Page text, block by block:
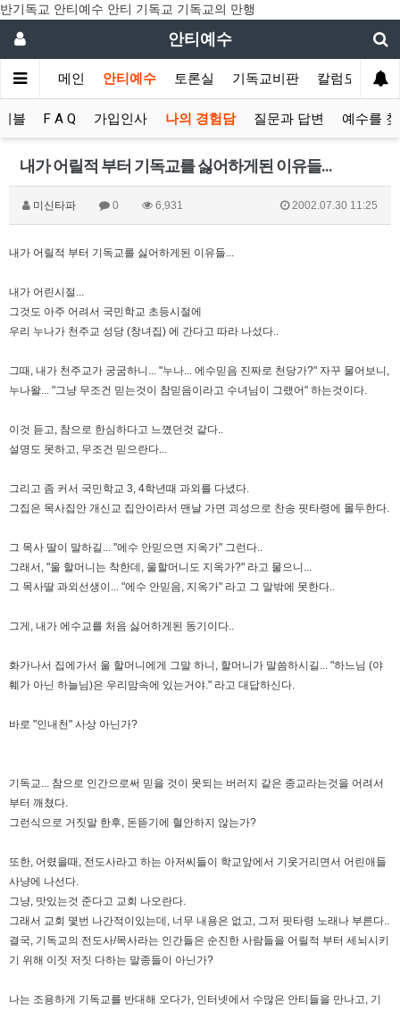
반기독교 안티예수 안티 기독교 기독교의 만행
안티예수
메인 안티예수 토론실 기독교비판 칼럼모음
블 F A Q 가입인사 나의 경험담 질문과 답변 예수를
내가 어릴적 부터 기독교를 싫어하게된 이유들...
미신타파 0 6,931 2002.07.30 11:25
내가 어릴적 부터 기독교를 싫어하게된 이유들...
내가 어린시절...
그것도 아주 어려서 국민학교 초등시절에
우리 누나가 천주교 성당 (창녀집) 에 간다고 따라 나섰다..
그때, 내가 천주교가 궁굼하니... "누나... 에수믿음 진짜로 천당가?" 자꾸 물어보니,
누나왈... "그냥 무조건 믿는것이 참믿음이라고 수녀님이 그랬어" 하는것이다.
이것 듣고, 참으로 한심하다고 느꼈던것 같다..
설명도 못하고, 무조건 믿으란다...
그리고 좀 커서 국민학교 3, 4학년때 과외를 다녔다.
그집은 목사집안 개신교 집안이라서 맨날 가면 괴성으로 찬송 핏타령에 몰두한다.
그 목사 딸이 말하길... "에수 안믿으면 지옥가" 그런다..
그래서, "울 할머니는 착한데, 울할머니도 지옥가?" 라고 물으니...
그 목사딸 과외선생이... "에수 안믿음, 지옥가" 라고 그 말밖에 못한다..
그게, 내가 에수교를 처음 싫어하게된 동기이다..
화가나서 집에가서 울 할머니에게 그말 하니, 할머니가 말씀하시길... "하느님 (야
훼가 아닌 하늘님)은 우리맘속에 있는거야." 라고 대답하신다.
바로 "인내천" 사상 아닌가?
기독교... 참으로 인간으로써 믿을 것이 못되는 버러지 같은 종교라는것을 어려서
부터 깨쳤다.
그런식으로 거짓말 한후, 돈뜯기에 혈안하지 않는가?
또한, 어렸을때, 전도사라고 하는 아저씨들이 학교앞에서 기웃거리면서 어린애들
사냥에 나선다.
그냥, 맛있는것 준다고 교회 나오란다.
그래서 교회 몇번 나간적이있는데, 너무 내용은 없고, 그저 핏타령 노래나 부른다..
결국, 기독교의 전도사/목사라는 인간들은 순진한 사람들을 어릴적 부터 세뇌시키
기 위해 이짓 저짓 다하는 말종들이 아닌가?
나는 조용하게 기독교를 반대해 오다가, 인터넷에서 수많은 안티들을 만나고, 기